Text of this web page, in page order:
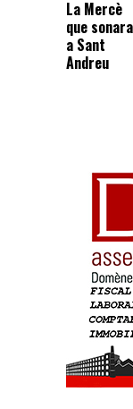
La Mercè
que
a Sant
Andreu